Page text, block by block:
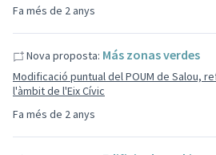
Fa més de 2 anys
Fa més de 2 anys
Nova proposta: Más zonas verdes
Modificació puntual del POUM de Salou,
l'àmbit de l'Eix Cívic